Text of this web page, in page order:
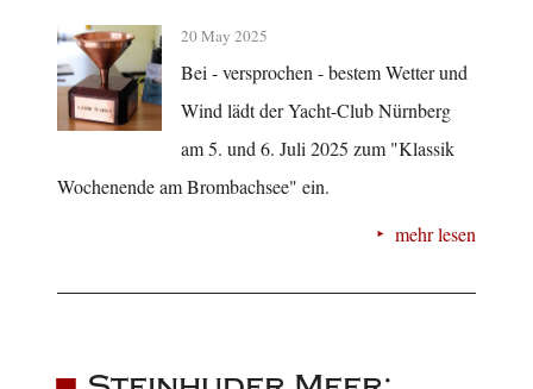
20 May 2025
Bei - versprochen - bestem Wetter und
Wind lädt der Yacht-Club Nürnberg
am 5. und 6. Juli 2025 zum "Klassik
Wochenende am Brombachsee" ein.
mehr lesen